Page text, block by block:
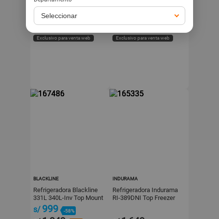
s/529 -49%
549 -47%
s/ 1,049
Exclusivo para venta web
s/599 -45%
s/ 1,099
Exclusivo para venta web
BLACKLINE
Refrigeradora Blackline
331L 340L-Inv Top Mount
Inoxidable Plata
s/ 999 -58%
INDURAMA
Refrigeradora Indurama
RI-389DNI Top Freezer